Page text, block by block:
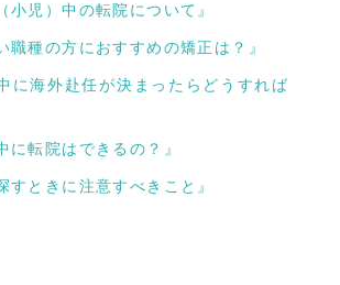
小児）中の転院について』
職種の方におすすめの矯正は？』
に海外赴任が決まったらどうすれば
に転院はできるの？』
すときに注意すべきこと』